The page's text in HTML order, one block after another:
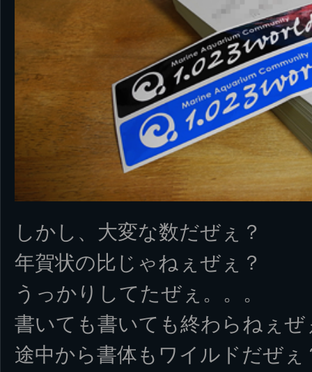
しかし、大変な数だぜぇ？
年賀状の比じゃねぇぜぇ？
うっかりしてたぜぇ。。。
書いても書いても終わらねぇぜ
途中から書体もワイルドだぜぇ